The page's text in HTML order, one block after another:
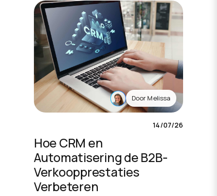
DoorMelissa
14/07/26
Hoe CRM en
Automatisering de B2B-
Verkoopprestaties
Verbeteren